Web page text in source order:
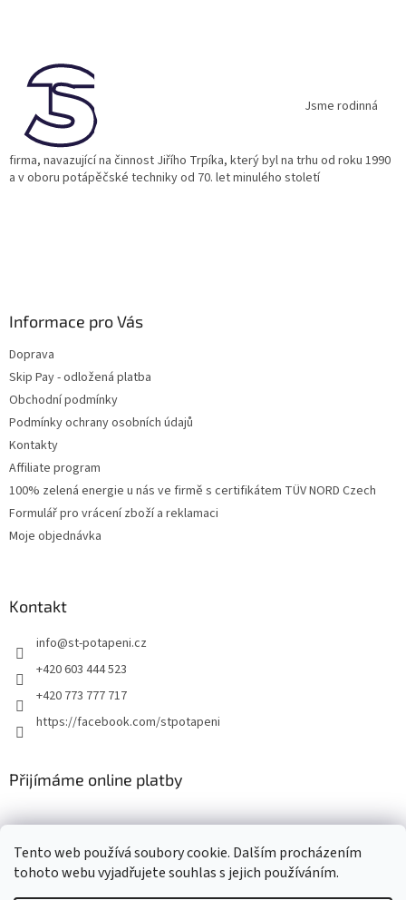
Tento web používá soubory cookie. Dalším procházením
tohoto webu vyjadřujete souhlas s jejich používáním.
Jsme rodinná
firma, navazující na činnost Jiřího Trpíka, který byl na trhu od roku 1990
a v oboru potápěčské techniky od 70. let minulého století
Informace pro Vás
Doprava
Skip Pay - odložená platba
Obchodní podmínky
Podmínky ochrany osobních údajů
Kontakty
Affiliate program
100% zelená energie u nás ve firmě s certifikátem TÜV NORD Czech
Formulář pro vrácení zboží a reklamaci
Moje objednávka
Kontakt
info@st-potapeni.cz
+420 603 444 523
+420 773 777 717
https://facebook.com/stpotapeni
Přijímáme online platby